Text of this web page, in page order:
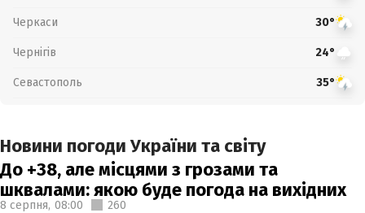
Черкаси 30°
Чернігів 24°
Севастополь 35°
Новини погоди України та світу
До +38, але місцями з грозами та
шквалами: якою буде погода на вихідних
8 серпня, 08:00 260